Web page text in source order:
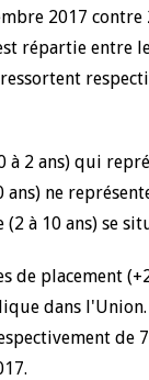
2017
répartie entre
2 ans) qui
ne
à 10 ans) se
de placement
dans l'Union.
de